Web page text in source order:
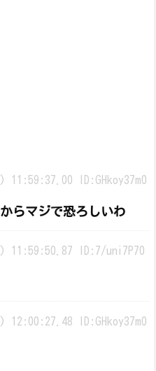
11:59:37.00 ID:GHkoy37m0
らマジで恐ろしいわ
11:59:50.87 ID:7/uni7P70
12:00:27.48 ID:GHkoy37m0